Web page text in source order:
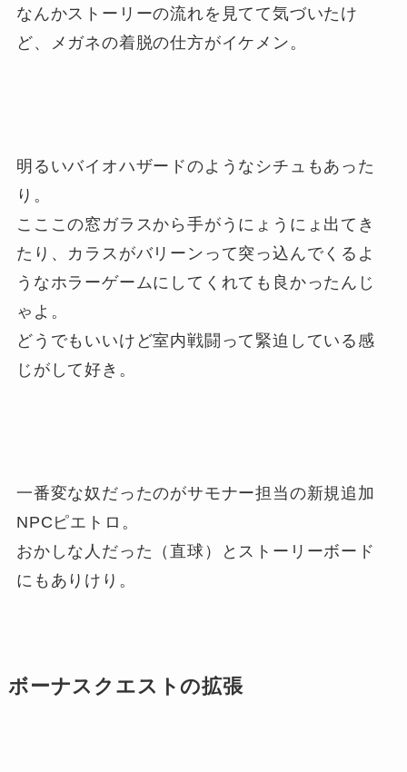
なんかストーリーの流れを見てて気づいたけ
ど、メガネの着脱の仕方がイケメン。
明るいバイオハザードのようなシチュもあった
り。
こここの窓ガラスから手がうにょうにょ出てき
たり、カラスがバリーンって突っ込んでくるよ
うなホラーゲームにしてくれても良かったんじ
ゃよ。
どうでもいいけど室内戦闘って緊迫している感
じがして好き。
一番変な奴だったのがサモナー担当の新規追加
NPCピエトロ。
おかしな人だった（直球）とストーリーボード
にもありけり。
ボーナスクエストの拡張